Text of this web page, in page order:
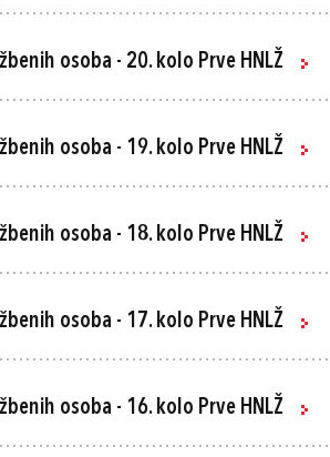
osoba - 20. kolo Prve HNLŽ
osoba - 19. kolo Prve HNLŽ
osoba - 18. kolo Prve HNLŽ
osoba - 17. kolo Prve HNLŽ
osoba - 16. kolo Prve HNLŽ